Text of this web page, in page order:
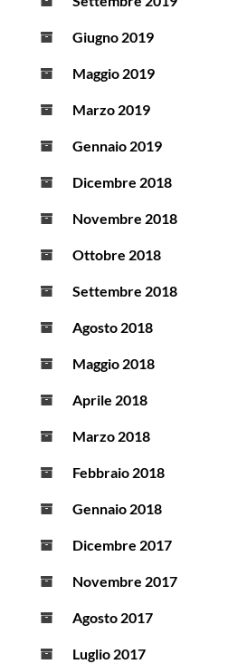
Giugno 2019
Maggio 2019
Marzo 2019
Gennaio 2019
Dicembre 2018
Novembre 2018
Ottobre 2018
Settembre 2018
Agosto 2018
Maggio 2018
Aprile 2018
Marzo 2018
Febbraio 2018
Gennaio 2018
Dicembre 2017
Novembre 2017
Agosto 2017
Luglio 2017